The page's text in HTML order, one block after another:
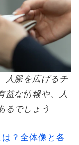
人脈を広げるチ
益な情報や、人
るでしょう
？全体像と各